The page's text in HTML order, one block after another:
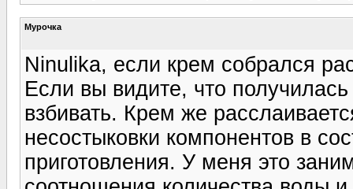
Мурочка
Ninulika, если крем собрался
Если вы видите, что
взбивать. Крем же
несостыковки компонентов в
приготовления. У меня это